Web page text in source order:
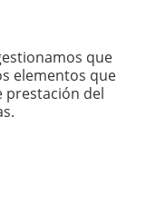
que
elementos que
prestación del